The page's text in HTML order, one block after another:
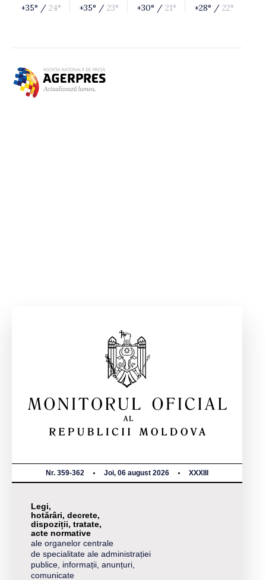
+35° / 24° +35° / 23° +30° / 21° +28° / 22°
Nr. 359-362 Joi, 06 august 2026 XXXIII
Legi,
hotărâri, decrete,
dispoziții, tratate,
acte normative
ale organelor centrale
de specialitate ale administrației
publice, informații, anunțuri,
comunicate